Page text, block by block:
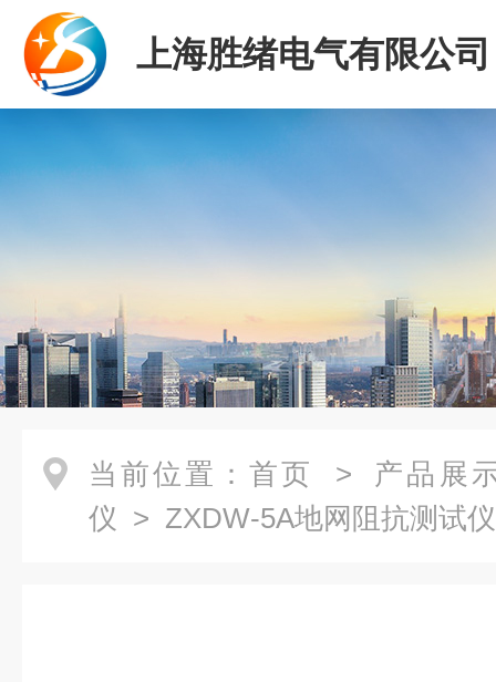
上海胜绪电气有限公司
当前位置： 首页 > 产品展
仪 > ZXDW-5A地网阻抗测试仪